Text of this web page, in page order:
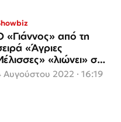
«Γιάννος» από τη
«Άγριες
«λιώνει» στη
Αυγούστου 2022 · 16:19